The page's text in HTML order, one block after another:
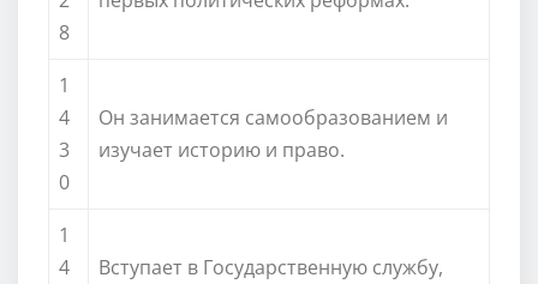
8
1
4
3
0
Он занимается самообразованием и
изучает историю и право.
1
4
Вступает в Государственную службу,